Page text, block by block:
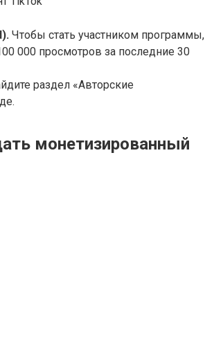
Чтобы стать участником программы,
000 просмотров за последние 30
раздел «Авторские
монетизированный